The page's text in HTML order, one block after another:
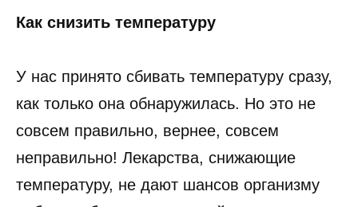
Как снизить температуру
У нас принято сбивать температуру сразу,
как только она обнаружилась. Но это не
совсем правильно, вернее, совсем
неправильно! Лекарства, снижающие
температуру, не дают шансов организму